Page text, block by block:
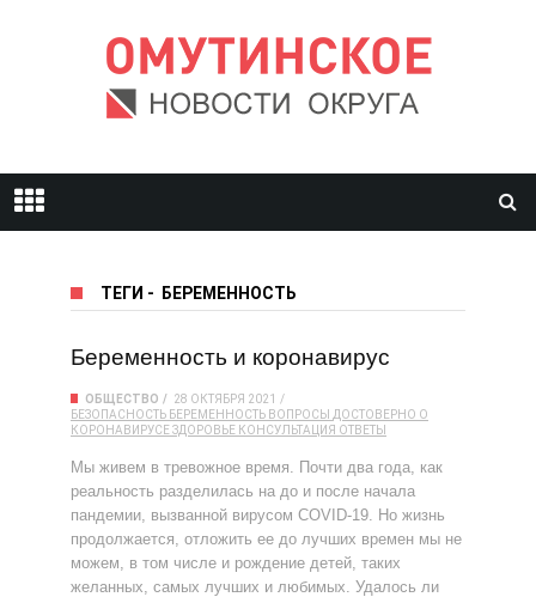
ТЕГИ - БЕРЕМЕННОСТЬ
Беременность и коронавирус
ОБЩЕСТВО
28 ОКТЯБРЯ 2021
БЕЗОПАСНОСТЬ БЕРЕМЕННОСТЬ ВОПРОСЫ ДОСТОВЕРНО О
КОРОНАВИРУСЕЗДОРОВЬЕ КОНСУЛЬТАЦИЯ ОТВЕТЫ
Мы живем в тревожное время. Почти два года, как
реальность разделилась на до и после начала
пандемии, вызванной вирусом COVID-19. Но жизнь
продолжается, отложить ее до лучших времен мы не
можем, в том числе и рождение детей, таких
желанных, самых лучших и любимых. Удалось ли